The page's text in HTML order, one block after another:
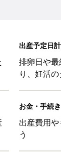
出産予定日
排卵日や
り、妊活
お金・手続き
出産費用
う